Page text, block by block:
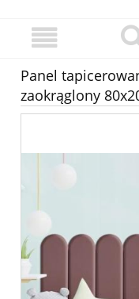
Panel
zaokrąglony